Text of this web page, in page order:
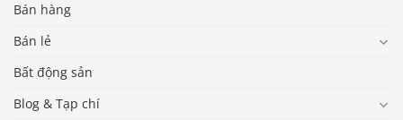
Bán hàng
Bán lẻ
Bất động sản
Blog & Tạp chí